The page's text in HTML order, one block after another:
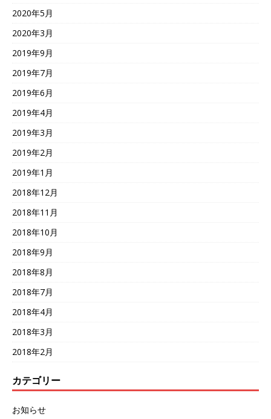
2020年5月
2020年3月
2019年9月
2019年7月
2019年6月
2019年4月
2019年3月
2019年2月
2019年1月
2018年12月
2018年11月
2018年10月
2018年9月
2018年8月
2018年7月
2018年4月
2018年3月
2018年2月
カテゴリー
お知らせ